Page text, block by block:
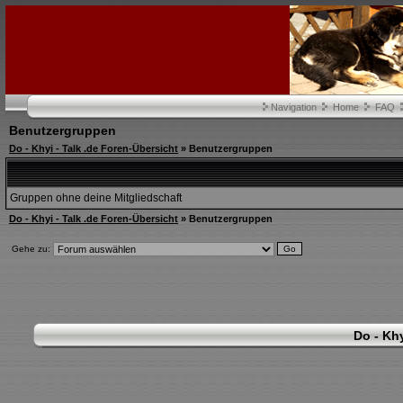
Navigation Home FAQ
Benutzergruppen
Do - Khyi - Talk .de Foren-Übersicht » Benutzergruppen
Gruppen ohne deine Mitgliedschaft
Do - Khyi - Talk .de Foren-Übersicht » Benutzergruppen
Gehe zu:
Do -